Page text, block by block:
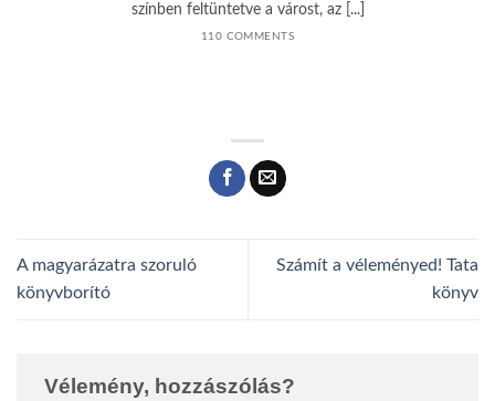
színben feltüntetve a várost, az [...]
110 COMMENTS
A magyarázatra szoruló
könyvborító
Számít a véleményed! Tata
könyv
Vélemény, hozzászólás?